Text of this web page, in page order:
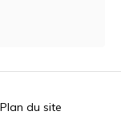
Plan du site